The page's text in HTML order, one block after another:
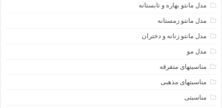
مدل مانتو بهاره و تابستانه
مدل مانتو زمستانه
مدل مانتو زنانه و دختران
مدل مو
مناسبتهای متفرقه
مناسبتهای مذهبی
مناسبتی